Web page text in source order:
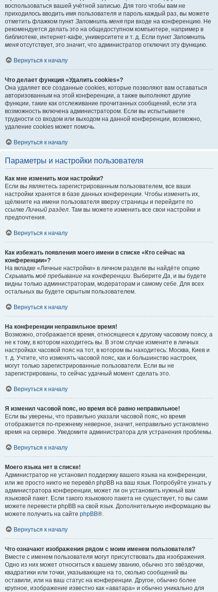
воспользоваться вашей учётной записью. Для того чтобы вам не
приходилось вводить имя пользователя и пароль каждый раз, вы можете
отметить флажком пункт Запомнить меня при входе на конференцию. Не
рекомендуется делать это на общедоступном компьютере, например в
библиотеке, интернет-кафе, университете и т. д. Если пункт Запомнить
меня отсутствует, это значит, что администратор отключил эту функцию.
Вернуться к началу
Что делает функция «Удалить cookies»?
Она удаляет все созданные cookies, которые позволяют вам оставаться
авторизованным на этой конференции, а также выполняют другие
функции, такие как отслеживание прочитанных сообщений, если эта
возможность включена администратором. Если вы испытываете
трудности со входом или выходом на данной конференции, возможно,
удаление cookies может помочь.
Вернуться к началу
Параметры и настройки пользователя
Как мне изменить мои настройки?
Если вы являетесь зарегистрированным пользователем, все ваши
настройки хранятся в базе данных конференции. Чтобы изменить их,
щёлкните на имени пользователя вверху страницы и перейдите по
ссылкеЛичный раздел. Там вы можете изменить все свои настройки и
предпочтения.
Вернуться к началу
Как избежать появления моего имени в списке «Кто сейчас на
конференции»?
На вкладке «Личные настройки» в личном разделе вы найдёте опцию
Скрывать моё пребывание на конференции. ВыберитеДа, и вы будете
видны только администраторам, модераторам и самому себе. Для всех
остальных вы будете скрытым пользователем.
Вернуться к началу
На конференции неправильное время!
Возможно, отображается время, относящееся к другому часовому поясу, а
не к тому, в котором находитесь вы. В этом случае измените в личных
настройках часовой пояс на тот, в котором вы находитесь: Москва, Киев и
т. д. Учтите, что изменять часовой пояс, как и большинство настроек,
могут только зарегистрированные пользователи. Если вы не
зарегистрированы, то сейчас удачный момент сделать это.
Вернуться к началу
Я изменил часовой пояс, но время всё равно неправильное!
Если вы уверены, что правильно указали часовой пояс, но время
отображается по-прежнему неверное, значит, неправильно установлено
время на сервере. Уведомите администратора для устранения проблемы.
Вернуться к началу
Моего языка нет в списке!
Администратор не установил поддержку вашего языка на конференции,
или же просто никто не перевёл phpBB на ваш язык. Попробуйте узнать у
администратора конференции, может ли он установить нужный вам
языковой пакет. Если такого языкового пакета не существует, то вы сами
можете перевести phpBB на свой язык. Дополнительную информацию вы
можете получить на сайте phpBB®.
Вернуться к началу
Что означают изображения рядом с моим именем пользователя?
Вместе с именем пользователя могут присутствовать два изображения.
Одно из них может относиться к вашему званию, обычно это звёздочки,
квадратики или точки, указывающие на то, сколько сообщений вы
оставили, или на ваш статус на конференции. Другое, обычно более
крупное, изображение известно как «аватара» и обычно уникально для